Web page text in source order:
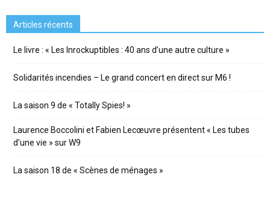
Articles récents
Le livre : « Les Inrockuptibles : 40 ans d’une autre culture »
Solidarités incendies – Le grand concert en direct sur M6 !
La saison 9 de « Totally Spies! »
Laurence Boccolini et Fabien Lecœuvre présentent « Les tubes
d’une vie » sur W9
La saison 18 de « Scènes de ménages »